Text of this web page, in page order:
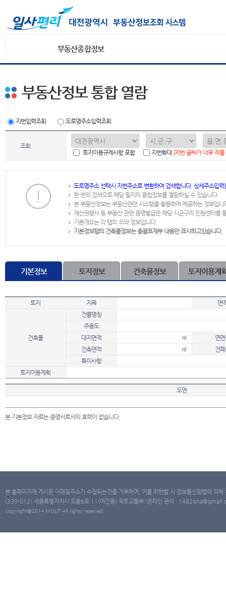
부동산종합정보
부동산정보 통합 열람
지번입력조회 도로명주소입력조회
조회
토지이용규제사항 포함
지번확대 [지번 글씨가 너무 작
도로명주소 선택시 지번주소로 변환하여 검색합니다. 상세주소입
한 번의 검색으로 해당 필지의 종합정보를 열람하실 수 있습니다.
본 부동산정보는 부동산관련 시스템을 활용하여 제공하는 정보입니
재산권행사 등 부동산 관련 증명발급은 해당 시군구의 민원센터를
기본개요는 각 탭의 요약 정보입니다.
기본정보탭의 건축물정보는 총괄표제부 내용만 표시하고있습니다.
기본정보 토지정보 건축물정보 토지이용계
토지 지목 면
건축물
건물명칭
주용도
대지면적
㎡
연
건축면적
㎡
건
특이사항
토지이용계획
도면
본 기본정보 자료는 증명서로서의 효력이 없습니다.
본 홈페이지에 게시된 이메일주소가 수집되는것을 거부하며, 이를 위반할 시 정보통신망법에 의
(339-012) 세종특별자치시 도움6로 11(어진동) 국토교통부 (온라인 문의 :
copyright@2014 MOLIT All rights reserved.